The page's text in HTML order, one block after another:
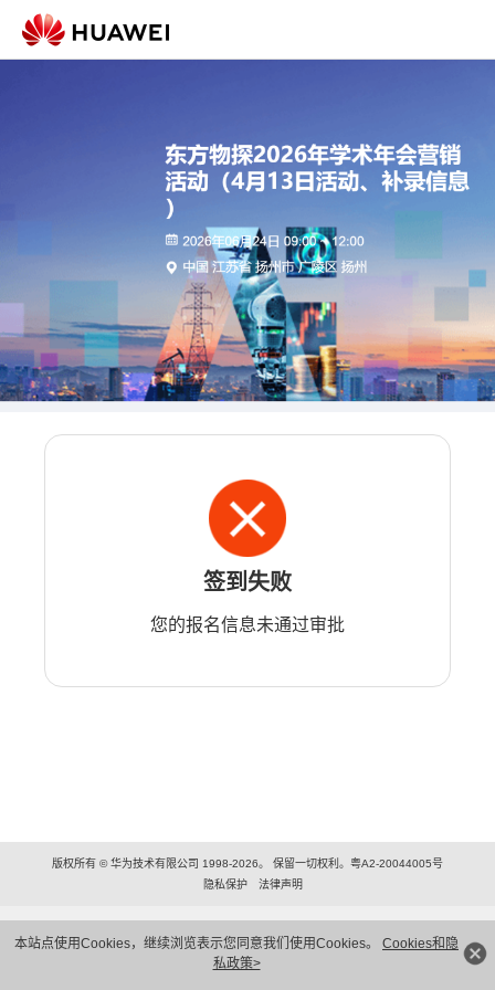
本站点使用Cookies，继续浏览表示您同意我们使用Cookies。 Cookies和隐
私政策>
签到失败
您的报名信息未通过审批
版权所有 © 华为技术有限公司 1998-2026。 保留一切权利。粤A2-20044005号
隐私保护
法律声明